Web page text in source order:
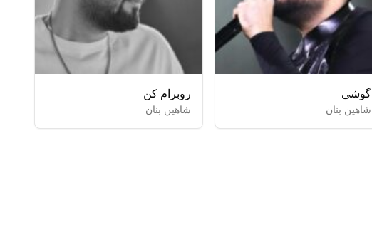
گوشی
شاهین بنان
روبرام کن
شاهین بنان